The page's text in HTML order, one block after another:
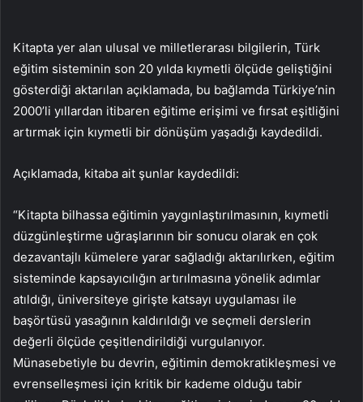
Kitapta yer alan ulusal ve milletlerarası bilgilerin, Türk
eğitim sisteminin son 20 yılda kıymetli ölçüde geliştiğini
gösterdiği aktarılan açıklamada, bu bağlamda Türkiye’nin
2000’li yıllardan itibaren eğitime erişimi ve fırsat eşitliğini
artırmak için kıymetli bir dönüşüm yaşadığı kaydedildi.
Açıklamada, kitaba ait şunlar kaydedildi:
“Kitapta bilhassa eğitimin yaygınlaştırılmasının, kıymetli
düzgünleştirme uğraşlarının bir sonucu olarak en çok
dezavantajlı kümelere yarar sağladığı aktarılırken, eğitim
sisteminde kapsayıcılığın artırılmasına yönelik adımlar
atıldığı, üniversiteye girişte katsayı uygulaması ile
başörtüsü yasağının kaldırıldığı ve seçmeli derslerin
değerli ölçüde çeşitlendirildiği vurgulanıyor.
Münasebetiyle bu devrin, eğitimin demokratikleşmesi ve
evrenselleşmesi için kritik bir kademe olduğu tabir